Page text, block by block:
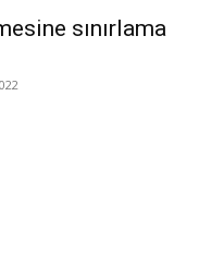
sınırlama